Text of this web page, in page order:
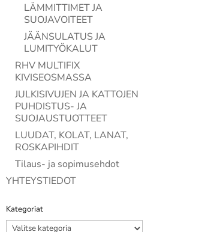
LÄMMITTIMET JA
SUOJAVOITEET
JÄÄNSULATUS JA
LUMITYÖKALUT
RHV MULTIFIX
KIVISEOSMASSA
JULKISIVUJEN JA KATTOJEN
PUHDISTUS- JA
SUOJAUSTUOTTEET
LUUDAT, KOLAT, LANAT,
ROSKAPIHDIT
Tilaus- ja sopimusehdot
YHTEYSTIEDOT
Kategoriat
Kategoriat